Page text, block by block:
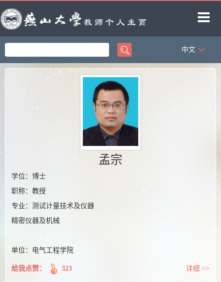
首页
科学研究
中文
孟宗
学位：博士
职称：教授
专业：测试计量技术及仪器
精密仪器及机械
单位：电气工程学院
给我点赞： 323 详细 >>